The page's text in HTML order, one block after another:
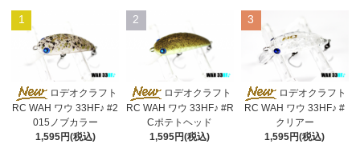
1
ロデオクラフト
RC WAH ワウ 33HF♪ #2
015ノブカラー
1,595円(税込)
2
ロデオクラフト
RC WAH ワウ 33HF♪ #R
Cポテトヘッド
1,595円(税込)
3
ロデオクラフト
RC WAH ワウ 33HF♪ #
クリアー
1,595円(税込)